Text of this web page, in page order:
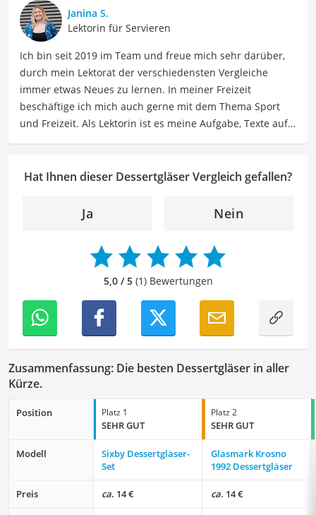
Erfahrung heraus berichte ich über Produkte und
Lösungen, die den Alltag erleichtern und praktische
Helfer für Küche und Haushalt bieten.
Der Dessertgläser-Vergleich ist aus unserer Sicht
besonders empfehlenswert fürGenießerundGastgeber
Janina S.
Lektorin für Servieren
Ich bin seit 2019 im Team und freue mich sehr darüber,
durch mein Lektorat der verschiedensten Vergleiche
immer etwas Neues zu lernen. In meiner Freizeit
beschäftige ich mich auch gerne mit dem Thema Sport
und Freizeit. Als Lektorin ist es meine Aufgabe, Texte auf
Autoren dabei zu helfen, ihre Botschaften klar und
das geschriebene Wort und meine breitgefächerten
Interessen, bringe ich frische Perspektiven sowie neue
Ideen in den Lektoratsprozess ein, um sicherzustellen,
dass die Texte sowohl qualitativ hochwertig als auch
ansprechend sind.
Hat Ihnen dieser Dessertgläser Vergleich gefallen?
Ja Nein
5,0 / 5(1) Bewertungen
Zusammenfassung: Die besten Dessertgläser in aller
Kürze.
Position Platz 1
SEHR GUT
Platz 2
SEHR GUT
Modell
Sixby Dessertgläser-
Set
Glasmark Krosno
1992 Dessertgläser
Preis ca. 14 € ca. 14 €